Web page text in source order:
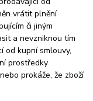
vrátit plnění
či jiným
a nevzniknou tím
od kupní smlouvy,
prostředky
prokáže, že zboží